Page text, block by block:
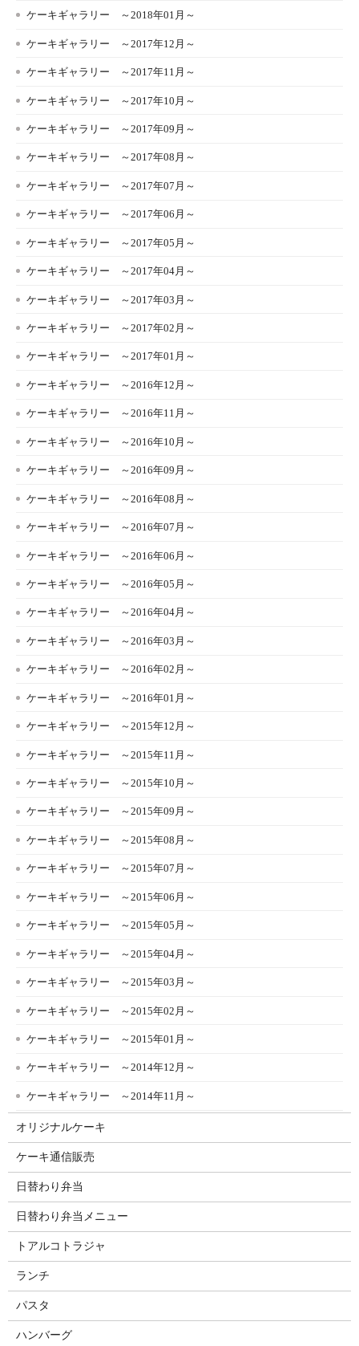
ケーキギャラリー ～2018年01月～
ケーキギャラリー ～2017年12月～
ケーキギャラリー ～2017年11月～
ケーキギャラリー ～2017年10月～
ケーキギャラリー ～2017年09月～
ケーキギャラリー ～2017年08月～
ケーキギャラリー ～2017年07月～
ケーキギャラリー ～2017年06月～
ケーキギャラリー ～2017年05月～
ケーキギャラリー ～2017年04月～
ケーキギャラリー ～2017年03月～
ケーキギャラリー ～2017年02月～
ケーキギャラリー ～2017年01月～
ケーキギャラリー ～2016年12月～
ケーキギャラリー ～2016年11月～
ケーキギャラリー ～2016年10月～
ケーキギャラリー ～2016年09月～
ケーキギャラリー ～2016年08月～
ケーキギャラリー ～2016年07月～
ケーキギャラリー ～2016年06月～
ケーキギャラリー ～2016年05月～
ケーキギャラリー ～2016年04月～
ケーキギャラリー ～2016年03月～
ケーキギャラリー ～2016年02月～
ケーキギャラリー ～2016年01月～
ケーキギャラリー ～2015年12月～
ケーキギャラリー ～2015年11月～
ケーキギャラリー ～2015年10月～
ケーキギャラリー ～2015年09月～
ケーキギャラリー ～2015年08月～
ケーキギャラリー ～2015年07月～
ケーキギャラリー ～2015年06月～
ケーキギャラリー ～2015年05月～
ケーキギャラリー ～2015年04月～
ケーキギャラリー ～2015年03月～
ケーキギャラリー ～2015年02月～
ケーキギャラリー ～2015年01月～
ケーキギャラリー ～2014年12月～
ケーキギャラリー ～2014年11月～
オリジナルケーキ
ケーキ通信販売
日替わり弁当
日替わり弁当メニュー
トアルコトラジャ
ランチ
パスタ
ハンバーグ